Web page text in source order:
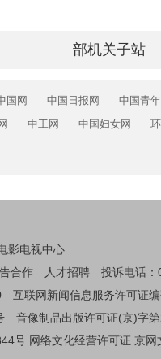
部机关子站
国网 中国日报网
中国青
中工网 中国妇女网
影电视中心
合作 人才招聘
投诉电话
互联网新闻信息服务许可证
音像制品出版许可证(京)字
号 网络文化经营许可证 京